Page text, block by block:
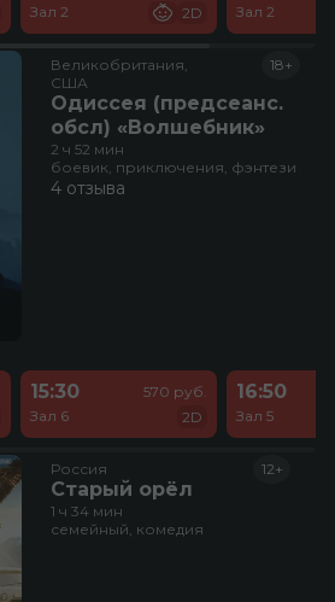
Зал 2
2D
Зал 2
Великобритания,
США
Одиссея (предсеанс.
обсл) «Волшебник»
18+
2 ч 52 мин
боевик, приключения, фэнтези
4 отзыва
15:30
Зал 6
570 руб.
2D
16:50
Зал 5
Россия
Старый орёл
12+
1 ч 34 мин
семейный, комедия